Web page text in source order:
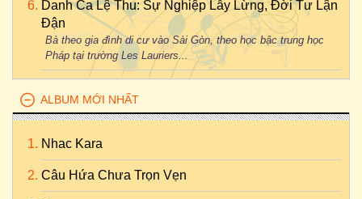
Danh Ca Lệ Thu: Sự Nghiệp Lẫy Lừng, Đời Tư Lận
Đận
Bà theo gia đình di cư vào Sài Gòn, theo học bậc trung học
Pháp tại trường Les Lauriers...
ALBUM MỚI NHẤT
Nhac Kara
Câu Hứa Chưa Trọn Vẹn